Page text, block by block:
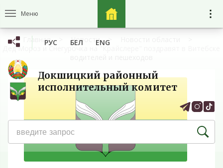
Меню
Докшицкий районный
исполнительный комитет
РУС БЕЛ ENG
Главная Новости
Дед Мороз и Снегурочка на "Крайслере" поздравят в Витебске